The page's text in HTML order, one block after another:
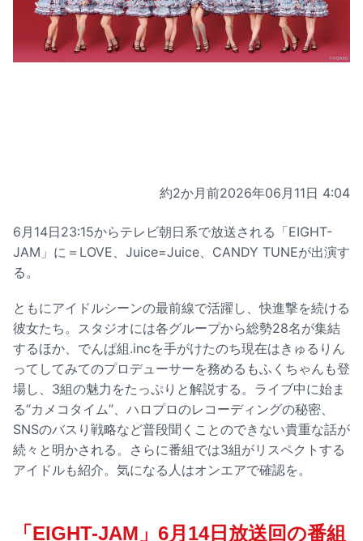
約2か月前2026年06月11日 4:04
6月14日23:15からテレビ朝日系で放送される「EIGHT-
JAM」に＝LOVE、Juice=Juice、CANDY TUNEが出演す
る。
ともにアイドルシーンの最前線で活躍し、快進撃を続ける
彼女たち。スタジオには各グループから総勢28名が集結
するほか、でんぱ組.incを手がけたのち現在はきゅるりん
ってしてみてのプロデューサーを務めるもふくちゃんも登
場し、3組の魅力をたっぷりと解説する。ライブ中に始ま
る“カメコタイム”、ハロプロのレコーディングの秘密、
SNSのバスり戦略など普段聞くことのできない貴重な話が
続々と明かされる。さらに番組では3組がリスペクトする
アイドルも紹介。気になる人はオンエアで確認を。
「EIGHT-JAM」6月14日放送回の番組